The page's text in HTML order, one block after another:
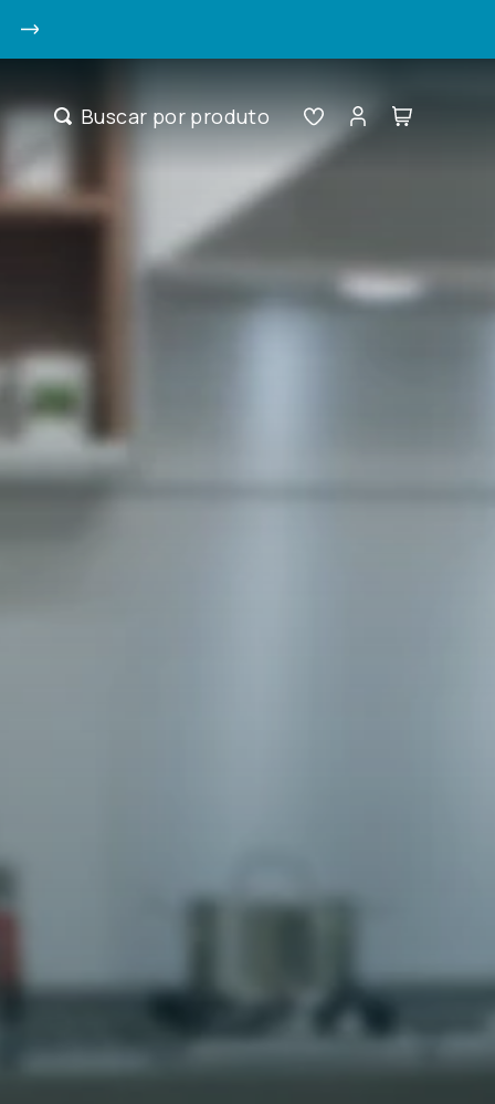
Buscar por produto